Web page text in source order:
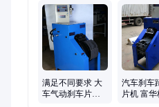
夯机、紧链器、变速器、刮板机
蹄环、植桩机、钻孔机、连接环
动机、切断机、换枕机、覆膜机
满足不同要求 大
车气动刹车片铲
汽车刹车
片机 富华